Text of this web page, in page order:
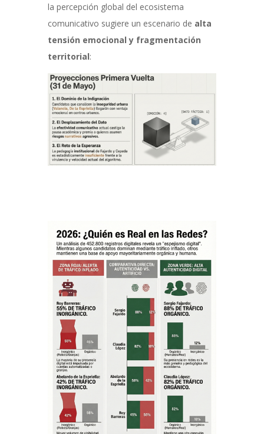
la percepción global del ecosistema
comunicativo sugiere un escenario de alta
tensión emocional y fragmentación
territorial: